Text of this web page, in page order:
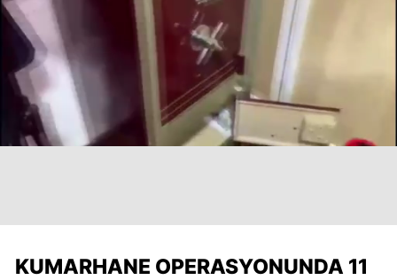
KUMARHANE OPERASYONUNDA 11